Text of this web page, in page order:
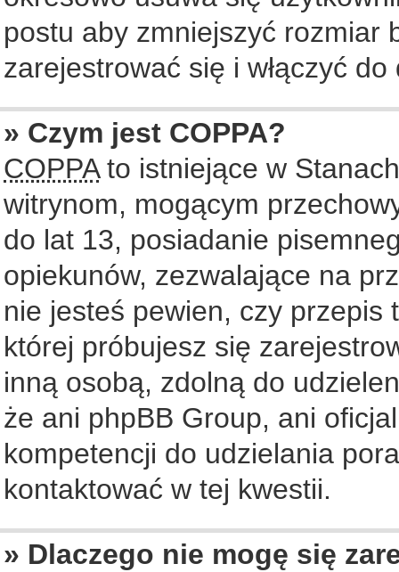
postu aby zmniejszyć rozmiar
zarejestrować się i włączyć
» Czym jest COPPA?
COPPAto istniejące w
witrynom, mogącym
do lat 13, posiadanie
opiekunów, zezwalające na
nie jesteś pewien, czy przepis
której próbujesz się
inną osobą, zdolną do
że ani phpBB Group, ani
kompetencji do udzielania
kontaktować w tej kwestii.
» Dlaczego nie mogę się